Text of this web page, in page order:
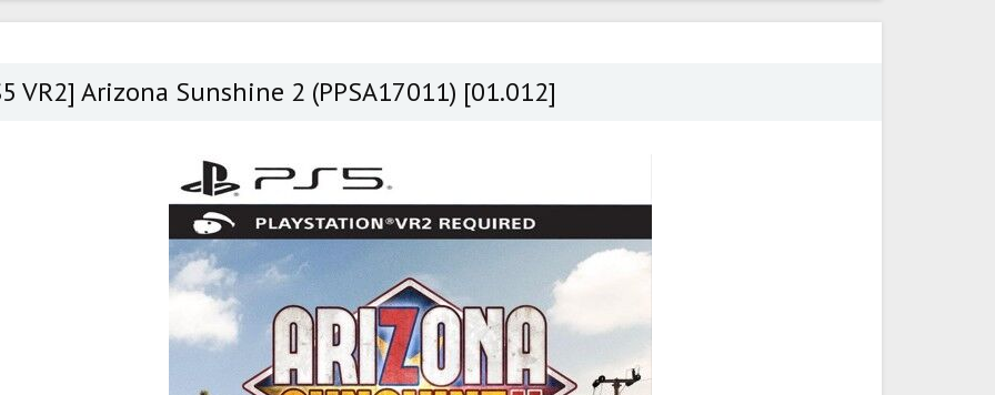
VR2] Arizona Sunshine 2 (PPSA17011) [01.012]